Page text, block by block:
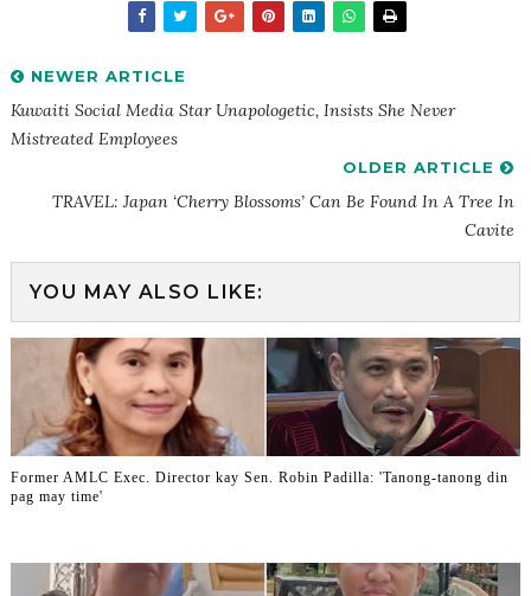
NEWER ARTICLE
Kuwaiti Social Media Star Unapologetic, Insists She Never
Mistreated Employees
OLDER ARTICLE
TRAVEL: Japan ‘cherry Blossoms’ Can Be Found In A Tree In
Cavite
YOU MAY ALSO LIKE:
Former AMLC Exec. Director kay Sen. Robin Padilla: 'Tanong-tanong din
pag may time'